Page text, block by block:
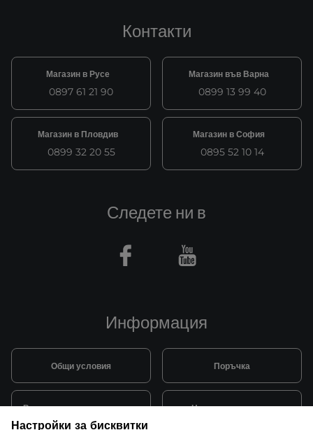
Контакти
Магазин в Русе
0897 61 21 90
Магазин във Варна
0899 13 99 40
Магазин в Пловдив
0899 32 20 55
Магазин в София
0895 52 10 14
Информация
Общи условия Поръчка
Видове и цена за транспорт Начини на плащане
Следете ни в
Facebook Youtube
Настройки за бисквитки